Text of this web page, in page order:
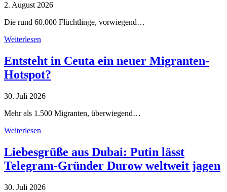
2. August 2026
Die rund 60.000 Flüchtlinge, vorwiegend…
Weiterlesen
Entsteht in Ceuta ein neuer Migranten-
Hotspot?
30. Juli 2026
Mehr als 1.500 Migranten, überwiegend…
Weiterlesen
Liebesgrüße aus Dubai: Putin lässt
Telegram-Gründer Durow weltweit jagen
30. Juli 2026